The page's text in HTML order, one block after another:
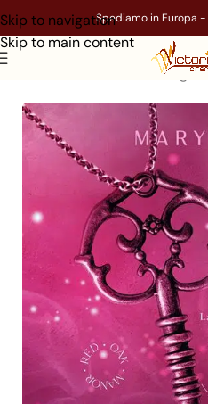
Skip to navigation
Skip to main content
Spediamo in Europa
Young